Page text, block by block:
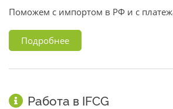
Поможем с импортом в РФ и с
Подробнее
Работа в IFCG